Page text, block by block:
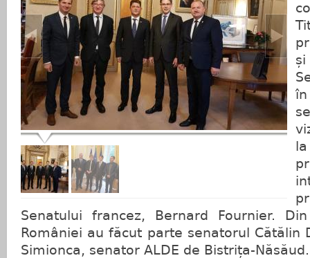
Senatului francez, Bernard Fournier.
României au făcut parte senatorul Cătălin
Simionca, senator ALDE de Bistrița-Năsăud.